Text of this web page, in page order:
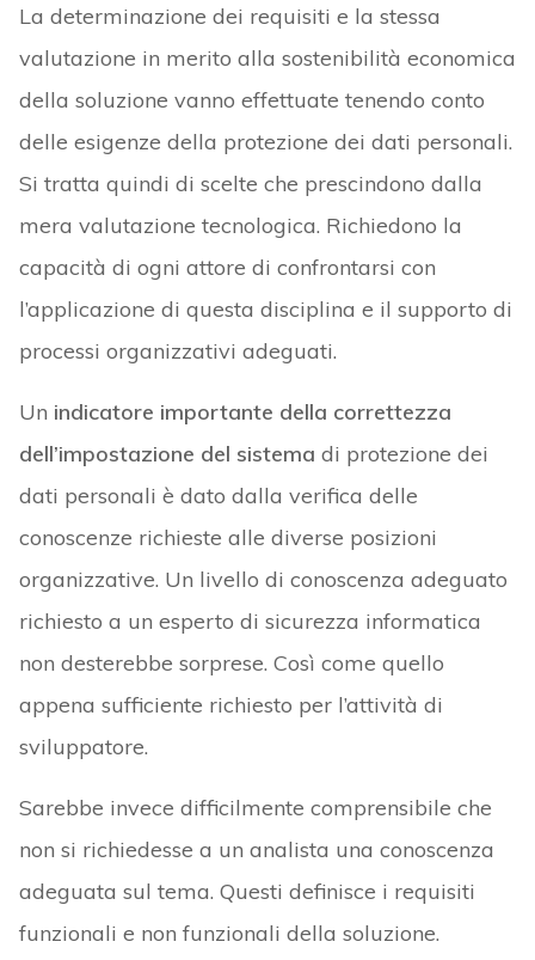
La determinazione dei requisiti e la stessa
valutazione in merito alla sostenibilità economica
della soluzione vanno effettuate tenendo conto
delle esigenze della protezione dei dati personali.
Si tratta quindi di scelte che prescindono dalla
mera valutazione tecnologica. Richiedono la
capacità di ogni attore di confrontarsi con
l’applicazione di questa disciplina e il supporto di
processi organizzativi adeguati.
Un indicatore importante della correttezza
dell’impostazione del sistema di protezione dei
dati personali è dato dalla verifica delle
conoscenze richieste alle diverse posizioni
organizzative. Un livello di conoscenza adeguato
richiesto a un esperto di sicurezza informatica
non desterebbe sorprese. Così come quello
appena sufficiente richiesto per l’attività di
sviluppatore.
Sarebbe invece difficilmente comprensibile che
non si richiedesse a un analista una conoscenza
adeguata sul tema. Questi definisce i requisiti
funzionali e non funzionali della soluzione.